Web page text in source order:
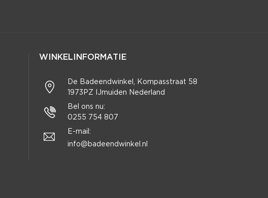
WINKELINFORMATIE
De Badeendwinkel, Kompasstraat 58
1973PZ IJmuiden Nederland
Bel ons nu:
0255 754 807
E-mail:
info@badeendwinkel.nl